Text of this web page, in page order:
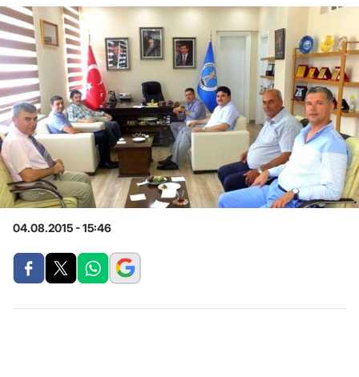
04.08.2015 - 15:46